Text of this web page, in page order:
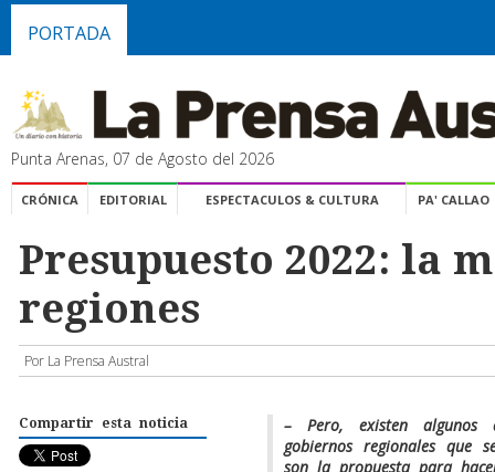
PORTADA
Punta Arenas, 07 de Agosto del 2026
CRÓNICA EDITORIAL ESPECTACULOS & CULTURA PA' CALLAO
Presupuesto 2022: la
regiones
Por La Prensa Austral
Compartir esta noticia
– Pero, existen algunos
gobiernos regionales que
son la propuesta para